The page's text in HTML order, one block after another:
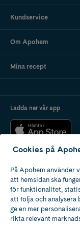
Kundservice
Om Apohem
Mina recept
Ladda ner vår app
Apotek med
av
Cookies på
På Apohem använder
att hemsidan ska
för funktionalitet,
att följa och analysera
ge en mer
rikta relevant